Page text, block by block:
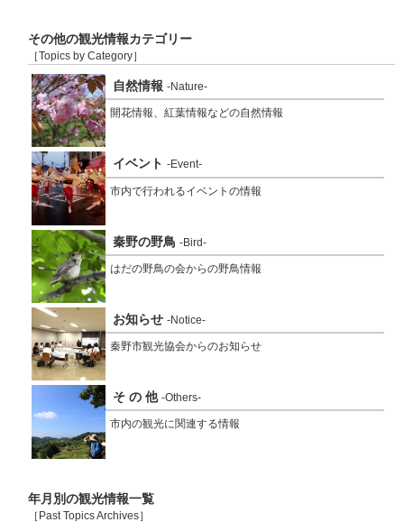
その他の観光情報カテゴリー
［Topics by Category］
自然情報 -Nature-
開花情報、紅葉情報などの自然情報
イベント -Event-
市内で行われるイベントの情報
秦野の野鳥 -Bird-
はだの野鳥の会からの野鳥情報
お知らせ -Notice-
秦野市観光協会からのお知らせ
そ の 他 -Others-
市内の観光に関連する情報
年月別の観光情報一覧
［Past Topics Archives］